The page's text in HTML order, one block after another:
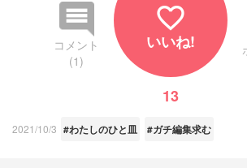
コメント
(1)
favorite_border
いいね!
13
2021/10/3 #わたしのひと皿 #ガチ編集求む